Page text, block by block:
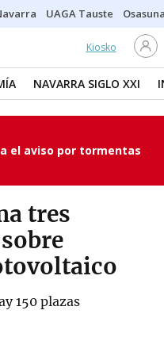
UAGA Tauste
Kiosko
NAVARRA SIGLO XXI
el aviso por tormentas
tres
150 plazas